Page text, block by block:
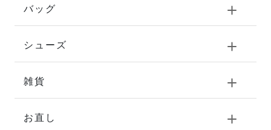
バッグ
シューズ
雑貨
お直し